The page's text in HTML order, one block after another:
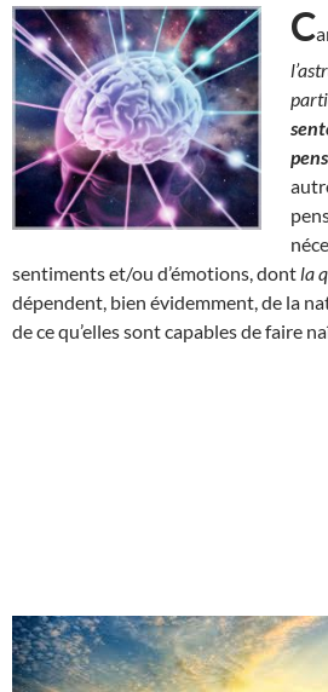
C
sentiments et/ou d’émotions, dont la
dépendent, bien évidemment, de la
de ce qu’elles sont capables de faire